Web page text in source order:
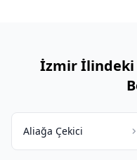
İzmir İlindeki
Aliağa Çekici